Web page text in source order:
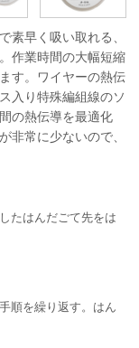
素早く吸い取れる、
作業時間の大幅短縮
す。ワイヤーの熱伝
入り特殊編組線のソ
の熱伝導を最適化
非常に少ないので、
たはんだごて先をは
順を繰り返す。はん